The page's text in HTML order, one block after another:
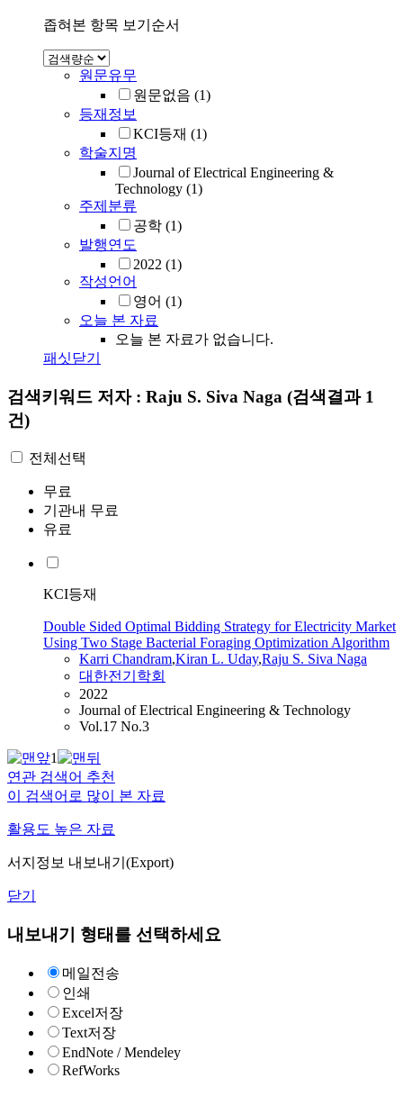
좁혀본 항목 보기순서
원문유무
원문없음 (1)
등재정보
KCI등재 (1)
학술지명
Journal of Electrical Engineering &
Technology (1)
주제분류
공학 (1)
발행연도
2022 (1)
작성언어
영어 (1)
오늘 본 자료
오늘 본 자료가 없습니다.
패싯닫기
검색키워드 저자 : Raju S. Siva Naga (검색결과 1
건)
전체선택
무료
기관내 무료
유료
KCI등재
Double Sided Optimal Bidding Strategy for Electricity Market
Using Two Stage Bacterial Foraging Optimization Algorithm
Karri Chandram,Kiran L. Uday,Raju S. Siva Naga
대한전기학회
2022
Journal of Electrical Engineering & Technology
Vol.17 No.3
1
연관 검색어 추천
이 검색어로 많이 본 자료
활용도 높은 자료
서지정보 내보내기(Export)
닫기
내보내기 형태를 선택하세요
메일전송
인쇄
Excel저장
Text저장
EndNote / Mendeley
RefWorks